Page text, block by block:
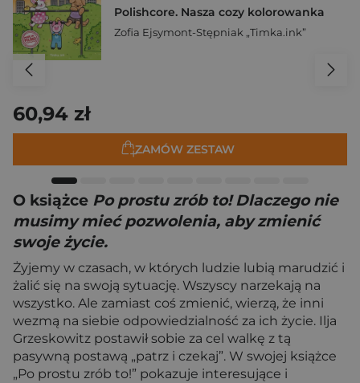
Polishcore. Nasza cozy kolorowanka
Zofia Ejsymont-Stępniak „Timka.ink”
60,94 zł
ZAMÓW ZESTAW
O książce Po prostu zrób to! Dlaczego nie
musimy mieć pozwolenia, aby zmienić
swoje życie.
Żyjemy w czasach, w których ludzie lubią marudzić i
żalić się na swoją sytuację. Wszyscy narzekają na
wszystko. Ale zamiast coś zmienić, wierzą, że inni
wezmą na siebie odpowiedzialność za ich życie. Ilja
Grzeskowitz postawił sobie za cel walkę z tą
pasywną postawą „patrz i czekaj”. W swojej książce
„Po prostu zrób to!” pokazuje interesujące i